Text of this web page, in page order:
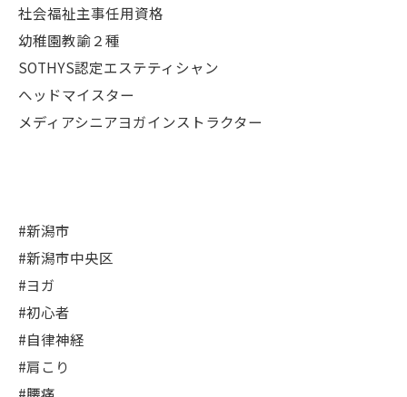
社会福祉主事任用資格
幼稚園教諭２種
SOTHYS認定エステティシャン
へッドマイスター
メディアシニアヨガインストラクター
#新潟市
#新潟市中央区
#ヨガ
#初心者
#自律神経
#肩こり